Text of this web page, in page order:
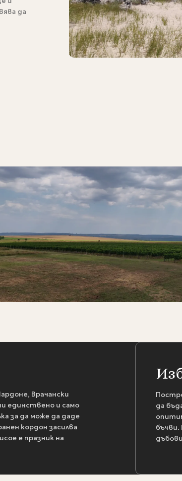
да
Врачански
единствено и само
за да може да даде
кордон засилва
е празник на
да